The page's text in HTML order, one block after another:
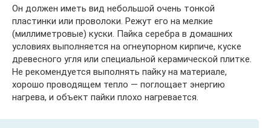
Он должен иметь вид небольшой очень тонкой
пластинки или проволоки. Режут его на мелкие
(миллиметровые) куски. Пайка серебра в домашних
условиях выполняется на огнеупорном кирпиче, куске
древесного угля или специальной керамической плитке.
Не рекомендуется выполнять пайку на материале,
хорошо проводящем тепло — поглощает энергию
нагрева, и объект пайки плохо нагревается.